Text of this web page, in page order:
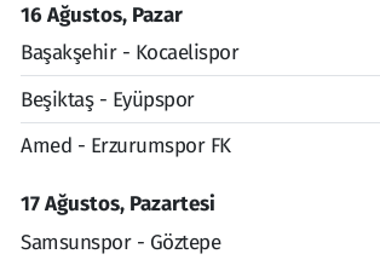
16 Ağustos, Pazar
Başakşehir - Kocaelispor
Beşiktaş - Eyüpspor
Amed - Erzurumspor FK
17 Ağustos, Pazartesi
Samsunspor - Göztepe